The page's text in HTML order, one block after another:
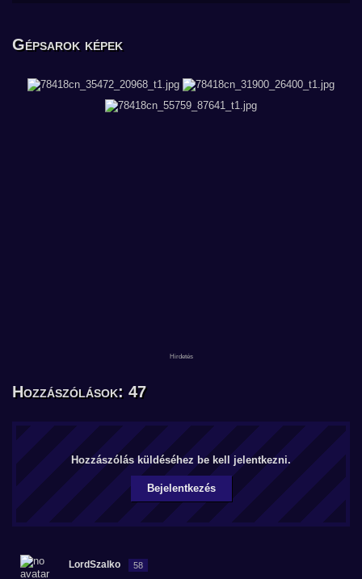
Gépsarok képek
Hozzászólások: 47
Hozzászólás küldéséhez be kell jelentkezni.
Bejelentkezés
LordSzalko 58